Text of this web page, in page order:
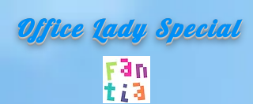
Office Lady Special